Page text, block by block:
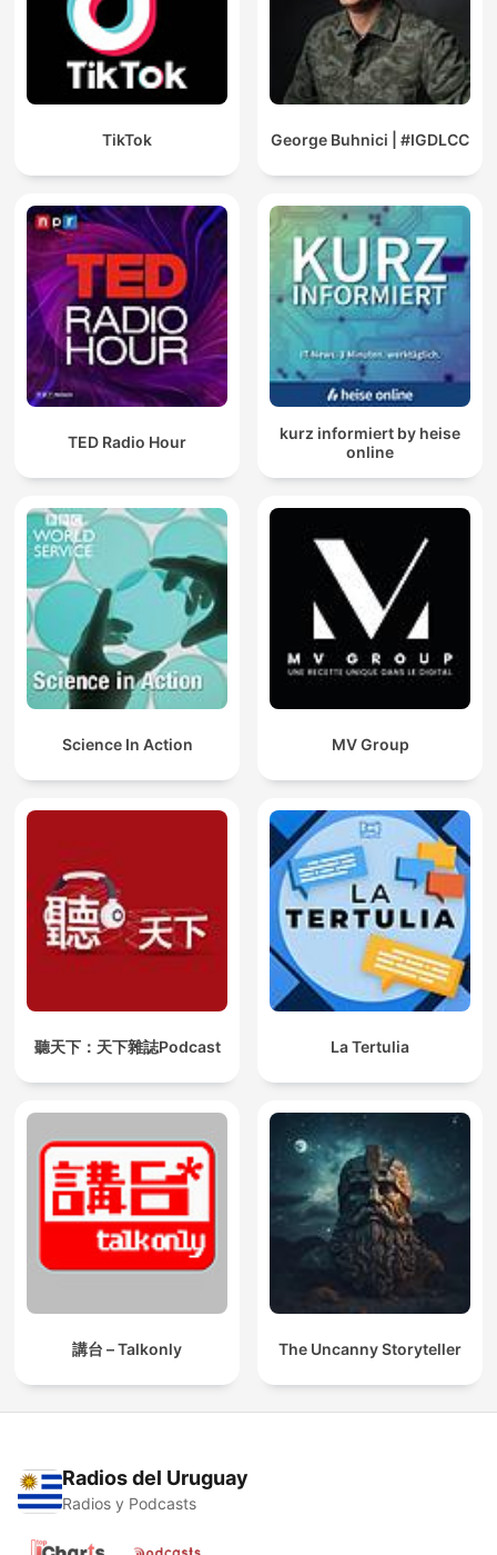
TikTok George Buhnici | #IGDLCC
TED Radio Hour
kurz informiert by heise
online
Science In Action MV Group
聽天下：天下雜誌Podcast La Tertulia
講台 – Talkonly The Uncanny Storyteller
Radios del Uruguay
Radios y Podcasts